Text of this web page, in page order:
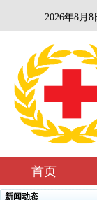
2026年8月
首页
新闻动态